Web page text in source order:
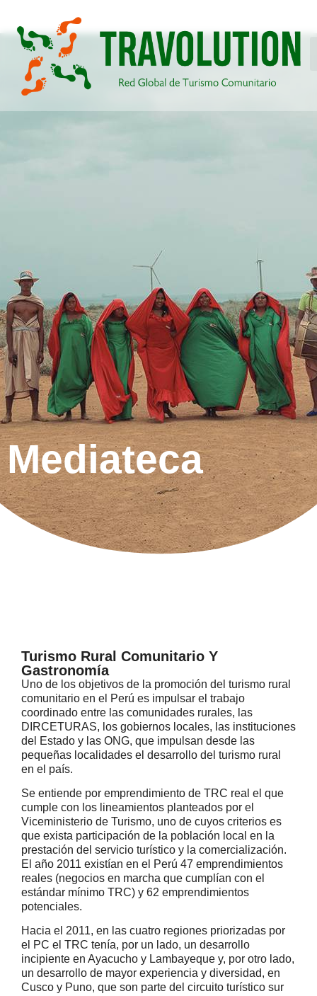
Mediateca
Turismo Rural Comunitario Y
Gastronomía
Uno de los objetivos de la promoción del turismo rural
comunitario en el Perú es impulsar el trabajo
coordinado entre las comunidades rurales, las
DIRCETURAS, los gobiernos locales, las instituciones
del Estado y las ONG, que impulsan desde las
pequeñas localidades el desarrollo del turismo rural
en el país.
Se entiende por emprendimiento de TRC real el que
cumple con los lineamientos planteados por el
Viceministerio de Turismo, uno de cuyos criterios es
que exista participación de la población local en la
prestación del servicio turístico y la comercialización.
El año 2011 existían en el Perú 47 emprendimientos
reales (negocios en marcha que cumplían con el
estándar mínimo TRC) y 62 emprendimientos
potenciales.
Hacia el 2011, en las cuatro regiones priorizadas por
el PC el TRC tenía, por un lado, un desarrollo
incipiente en Ayacucho y Lambayeque y, por otro lado,
un desarrollo de mayor experiencia y diversidad, en
Cusco y Puno, que son parte del circuito turístico sur